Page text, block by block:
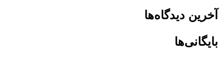
آخرین دیدگاه‌ها
بایگانی‌ها